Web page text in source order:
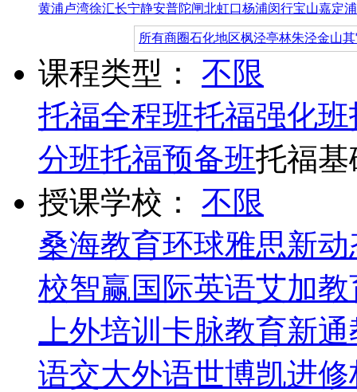
黄浦卢湾徐汇长宁静安普陀闸北虹口杨浦闵行宝山嘉定
所有商圈石化地区枫泾亭林朱泾金山
课程类型：
不限
托福全程班托福强化班
分班托福预备班托福基
授课学校：
不限
桑海教育环球雅思新
校智赢国际英语艾加教
上外培训 卡脉教育新
语交大外语世博凯进修